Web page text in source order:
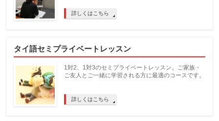
詳しくはこちら
タイ語セミプライベートレッスン
1対2、1対3のセミプライベートレッスン。ご家族・
ご友人とご一緒に学習される方に最適のコースです。
詳しくはこちら